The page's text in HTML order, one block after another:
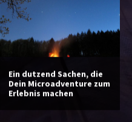
Ein dutzend Sachen, die
Dein Microadventure zum
Erlebnis machen